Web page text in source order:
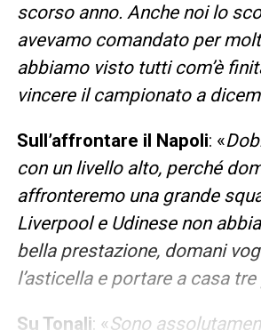
scorso anno. Anche noi lo
avevamo comandato per
abbiamo visto tutti com’è
vincere il campionato a
Sull’affrontare il Napoli: «
con un livello alto, perché
affronteremo una grande
Liverpool e Udinese non
bella prestazione, domani
l’asticella e portare a casa
Su Tonali: «Sono